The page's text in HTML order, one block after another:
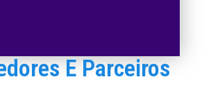
E Parceiros